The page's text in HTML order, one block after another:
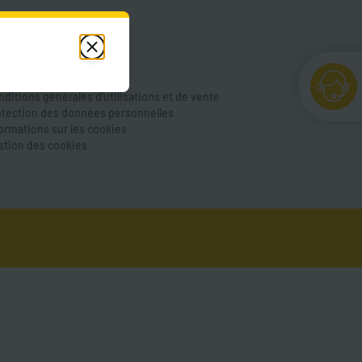
générales d'utilisations et de vente
des données personnelles
sur les cookies
des cookies